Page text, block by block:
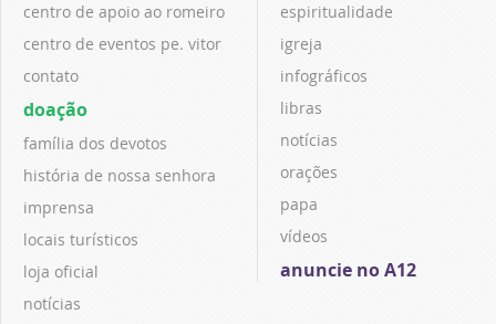
centro de apoio ao romeiro
centro de eventos pe. vitor
contato
doação
família dos devotos
história de nossa senhora
imprensa
locais turísticos
loja oficial
notícias
espiritualidade
igreja
infográficos
libras
notícias
orações
papa
vídeos
anuncie no A12